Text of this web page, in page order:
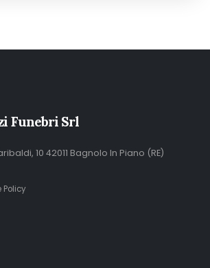
Funebri Srl
10 42011 Bagnolo In Piano (RE)
Policy